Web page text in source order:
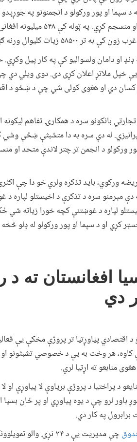
وکړي. دغه پروژه به د سپما او پور ورکولو د
انجمن به یې د کلیو د سپما او پور ورکولو
کلیوال ورنه ګټه واخلي.
او دامان ولسوالیو کې په کار پیل
خپل ملاتړ اعلان کړی دی. دوی ویلي دي چې
کسان دي او هغوی کولی شي چې د ښځو د
تجارتي بانکونو سره د همکارۍ تفاهم
بانکي حسابونه پرانیزي. له دې سره به دا متشبثې
ورکولو د انجمن تر چتر لاندې متحد او
ورکوي، باید تذکره ولري خو دا چې
مېرمنو سره د تذکرې د اخیستلو لپاره
لپاره د غوښتنې کچه خورا زیاته شي
کړي او د سپما او پور ورکولو له ډلو
افغانستان ته د
دي
اقتصادي پیاوړتیا تر پروژې مخکې یې
هر وخت به یې د خصوصي تشبثونو او
منابعو ته اړتیا لري.
د پراختیا د پروژې بریاوې لا پیاوړې او
لرو چې د یوه پیاوړي او پر ځان بسیا
په کار دي.
چې مدیریت یې د ۳۴ نړۍ